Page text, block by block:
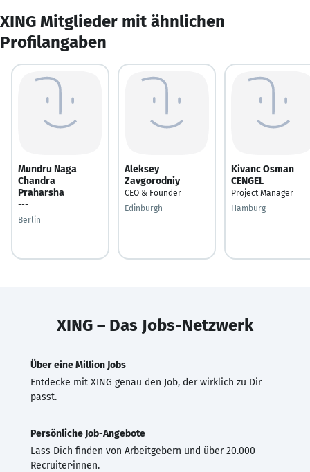
XING Mitglieder mit ähnlichen
Profilangaben
Mundru Naga
Chandra
Praharsha
---
Berlin
Aleksey
Zavgorodniy
CEO & Founder
Edinburgh
Kivanc Osman
CENGEL
Project Manager
Hamburg
XING – Das Jobs-Netzwerk
Über eine Million Jobs
Entdecke mit XING genau den Job, der wirklich zu Dir
passt.
Persönliche Job-Angebote
Lass Dich finden von Arbeitgebern und über 20.000
Recruiter·innen.